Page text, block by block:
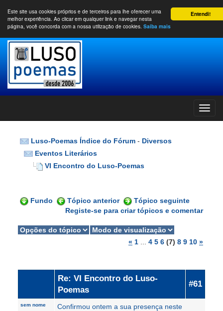
Entendi!
Este site usa cookies próprios e de terceiros para lhe oferecer uma
melhor experiência. Ao clicar em qualquer link e navegar nesta
página, você concorda com a nossa utilização de cookies. Saiba mais
Luso-Poemas Índice do Fórum - Diversos
Eventos Literários
VI Encontro do Luso-Poemas
Fundo Tópico anterior
Tópico seguinte
Registe-se para criar tópicos e comentar
« 1 4 5 6 (7) 8 9 10 »
Re: VI Encontro do Luso-
Poemas
#61
sem nome
Confirmou ontem a sua presença neste